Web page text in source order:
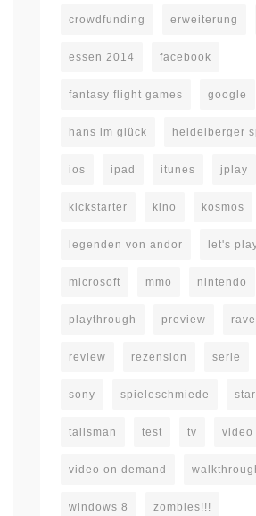
crowdfunding erweiterung
essen 2014 facebook
fantasy flight games google
hans im glück heidelberger
ios ipad itunes jplay
kickstarter kino kosmos
legenden von andor let's
microsoft mmo nintendo
playthrough preview
review rezension serie
sony spieleschmiede
talisman test tv video
video on demand
windows 8 zombies!!!